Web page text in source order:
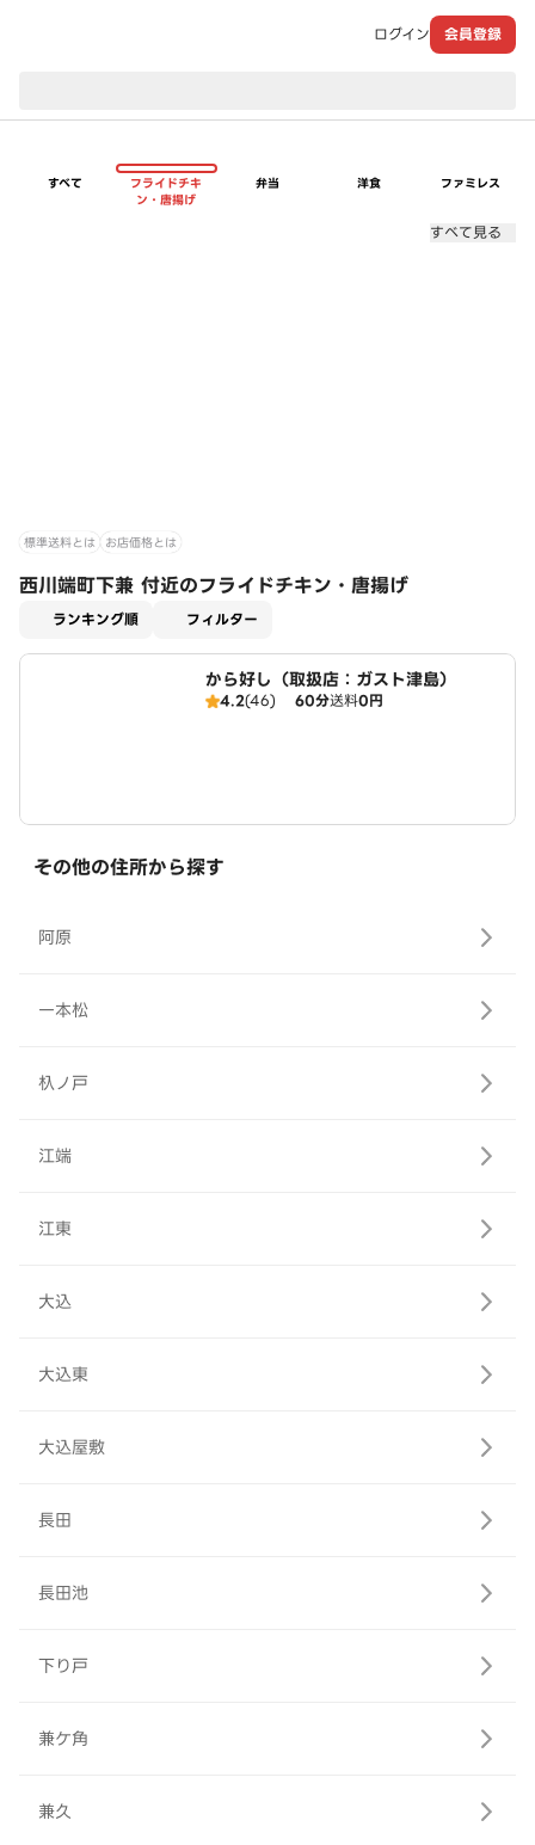
ログイン 会員登録
すべて
フライドチキ
ン・唐揚げ
弁当 洋食 ファミレス
すべて見る
標準送料とは お店価格とは
西川端町下兼 付近のフライドチキン・唐揚げ
ランキング順 フィルター
から好し（取扱店：ガスト津島）
4.2(46) 60分送料0円
その他の住所から探す
阿原
一本松
杁ノ戸
江端
江東
大込
大込東
大込屋敷
長田
長田池
下り戸
兼ケ角
兼久